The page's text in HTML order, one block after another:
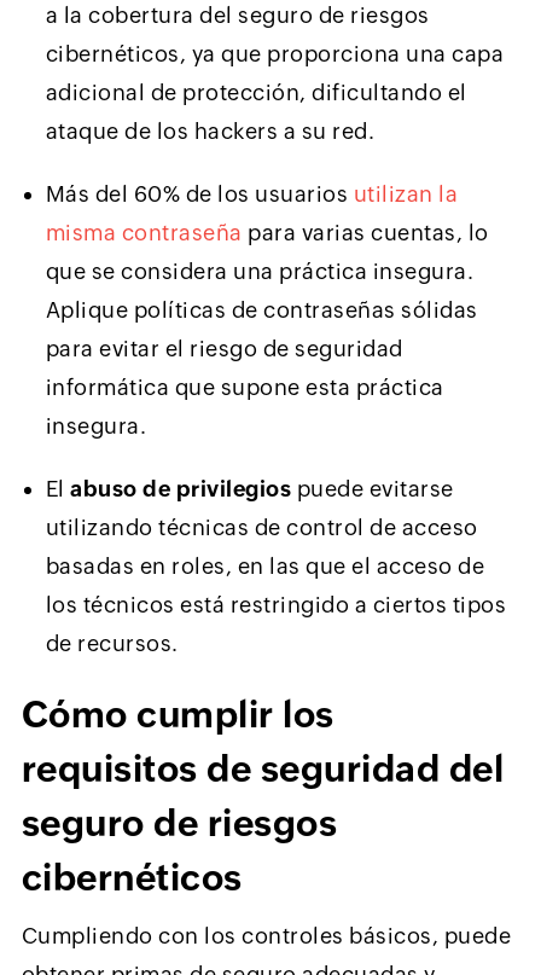
a la cobertura del seguro de riesgos
cibernéticos, ya que proporciona una capa
adicional de protección, dificultando el
ataque de los hackers a su red.
Más del 60% de los usuarios utilizan la
misma contraseña para varias cuentas, lo
que se considera una práctica insegura.
Aplique políticas de contraseñas sólidas
para evitar el riesgo de seguridad
informática que supone esta práctica
insegura.
Elabuso de privilegios puede evitarse
utilizando técnicas de control de acceso
basadas en roles, en las que el acceso de
los técnicos está restringido a ciertos tipos
de recursos.
Cómo cumplir los
requisitos de seguridad del
seguro de riesgos
cibernéticos
Cumpliendo con los controles básicos, puede